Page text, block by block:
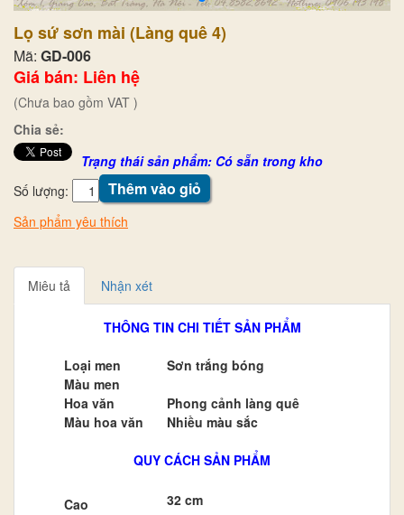
Lọ sứ sơn mài (Làng quê 4)
Mã: GD-006
Giá bán: Liên hệ
(Chưa bao gồm VAT )
Chia sẻ:
Trạng thái sản phẩm: Có sẵn trong kho
Số lượng:
Thêm vào giỏ
Sản phẩm yêu thích
Miêu tả Nhận xét
THÔNG TIN CHI TIẾT SẢN PHẨM
Loại men
Sơn trắng bóng
Màu men
Hoa văn
Phong cảnh làng quê
Màu hoa văn
Nhiều màu sắc
QUY CÁCH SẢN PHẨM
Cao
32 cm